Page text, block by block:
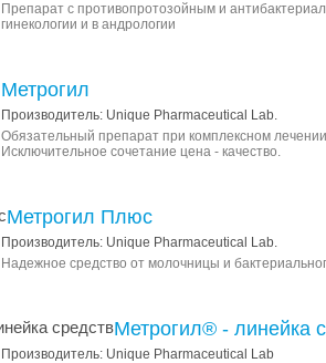
Препарат с противопротозойным и
гинекологии и в андрологии
Метрогил
Производитель: Unique Pharmaceutical Lab.
Обязательный препарат при комплексном
Исключительное сочетание цена - качество.
Метрогил Плюс
Производитель: Unique Pharmaceutical Lab.
Надежное средство от молочницы и
Метрогил® - линейка
Производитель: Unique Pharmaceutical Lab